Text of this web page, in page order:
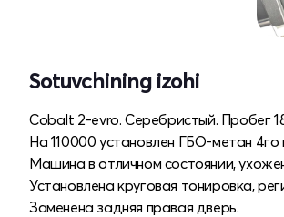
Sotuvchining izohi
Cobalt 2-evro. Серебристый. Пробег
На 110000 установлен ГБО-метан 4го
Машина в отличном состоянии,
Установлена круговая тонировка,
Заменена задняя правая дверь.